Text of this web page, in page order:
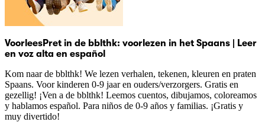
VoorleesPret in de bblthk: voorlezen in het Spaans | Leer
en voz alta en español
Kom naar de bblthk! We lezen verhalen, tekenen, kleuren en praten
Spaans. Voor kinderen 0-9 jaar en ouders/verzorgers. Gratis en
gezellig! ¡Ven a de bblthk! Leemos cuentos, dibujamos, coloreamos
y hablamos español. Para niños de 0-9 años y familias. ¡Gratis y
muy divertido!